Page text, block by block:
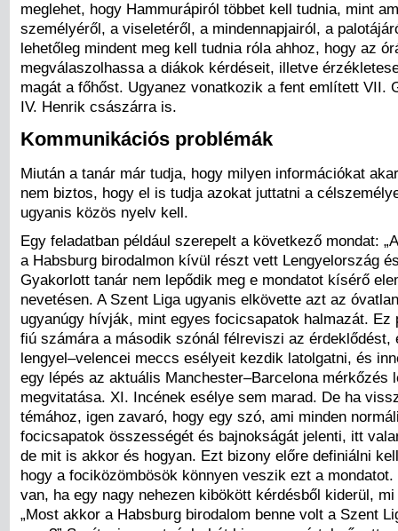
meglehet, hogy Hammurápiról többet kell tudnia, mint
személyéről, a viseletéről, a mindennapjairól, a
lehetőleg mindent meg kell tudnia róla ahhoz, hogy az
megválaszolhassa a diákok kérdéseit, illetve
magát a főhőst. Ugyanez vonatkozik a fent említett VII.
IV. Henrik császárra is.
Kommunikációs problémák
Miután a tanár már tudja, hogy milyen információkat
nem biztos, hogy el is tudja azokat juttatni a
ugyanis közös nyelv kell.
Egy feladatban például szerepelt a következő mondat:
a Habsburg birodalmon kívül részt vett Lengyelország
Gyakorlott tanár nem lepődik meg e mondatot kísérő
nevetésen. A Szent Liga ugyanis elkövette azt az
ugyanúgy hívják, mint egyes focicsapatok halmazát. Ez
fiú számára a második szónál félreviszi az érdeklődést,
lengyel–velencei meccs esélyeit kezdik latolgatni, és
egy lépés az aktuális Manchester–Barcelona mérkőzés
megvitatása. XI. Incének esélye sem marad. De ha
témához, igen zavaró, hogy egy szó, ami minden
focicsapatok összességét és bajnokságát jelenti, itt
de mit is akkor és hogyan. Ezt bizony előre definiálni
hogy a fociközömbösök könnyen veszik ezt a
van, ha egy nagy nehezen kibökött kérdésből kiderül,
„Most akkor a Habsburg birodalom benne volt a Szent